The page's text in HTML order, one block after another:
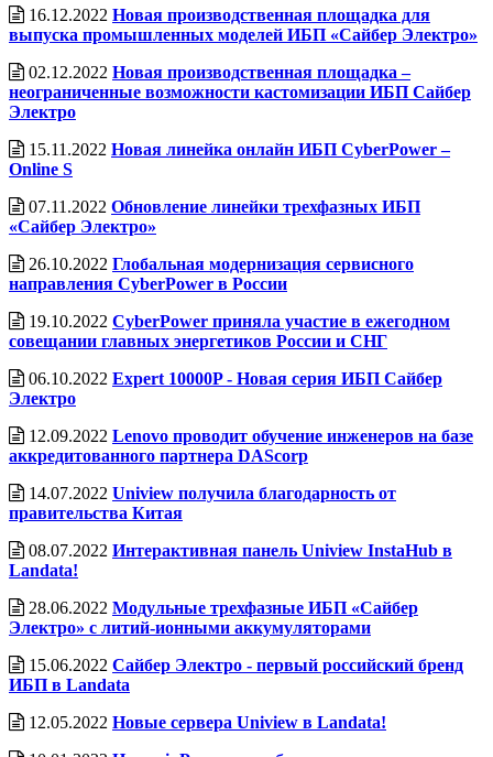
16.12.2022 Новая производственная площадка для
выпуска промышленных моделей ИБП «Сайбер Электро»
02.12.2022 Новая производственная площадка –
неограниченные возможности кастомизации ИБП Сайбер
Электро
15.11.2022 Новая линейка онлайн ИБП CyberPower –
Online S
07.11.2022 Обновление линейки трехфазных ИБП
«Сайбер Электро»
26.10.2022 Глобальная модернизация сервисного
направления CyberPower в России
19.10.2022 CyberPower приняла участие в ежегодном
совещании главных энергетиков России и СНГ
06.10.2022 Expert 10000P - Новая серия ИБП Сайбер
Электро
12.09.2022 Lenovo проводит обучение инженеров на базе
аккредитованного партнера DAScorp
14.07.2022 Uniview получила благодарность от
правительства Китая
08.07.2022 Интерактивная панель Uniview InstaHub в
Landata!
28.06.2022 Модульные трехфазные ИБП «Сайбер
Электро» с литий-ионными аккумуляторами
15.06.2022 Сайбер Электро - первый российский бренд
ИБП в Landata
12.05.2022 Новые сервера Uniview в Landata!